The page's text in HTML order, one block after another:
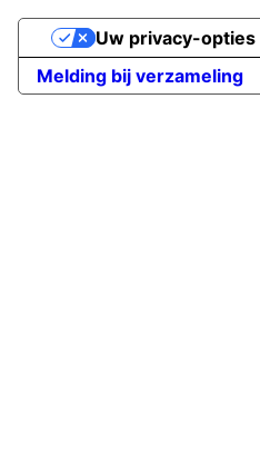
Melding bij verzameling
Uw privacy-opties